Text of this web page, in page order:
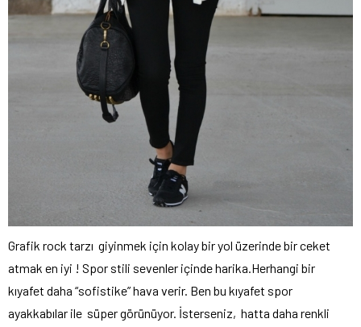
Grafik rock tarzı giyinmek için kolay bir yol üzerinde bir ceket
atmak en iyi ! Spor stili sevenler içinde harika.Herhangi bir
kıyafet daha “sofistike” hava verir. Ben bu kıyafet spor
ayakkabılar ile süper görünüyor. İsterseniz, hatta daha renkli